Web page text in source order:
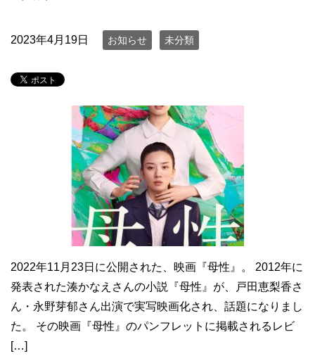
2023年4月19日 お知らせ 未分類
2022年11月23日に公開された、映画『母性』。 2012年に
発表された湊かなえさんの小説『母性』が、戸田恵梨香さ
ん・永野芽郁さん出演で実写映画化され、話題になりまし
た。 その映画『母性』のパンフレットに掲載されるレビ
[…]